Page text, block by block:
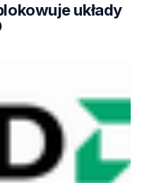
układy